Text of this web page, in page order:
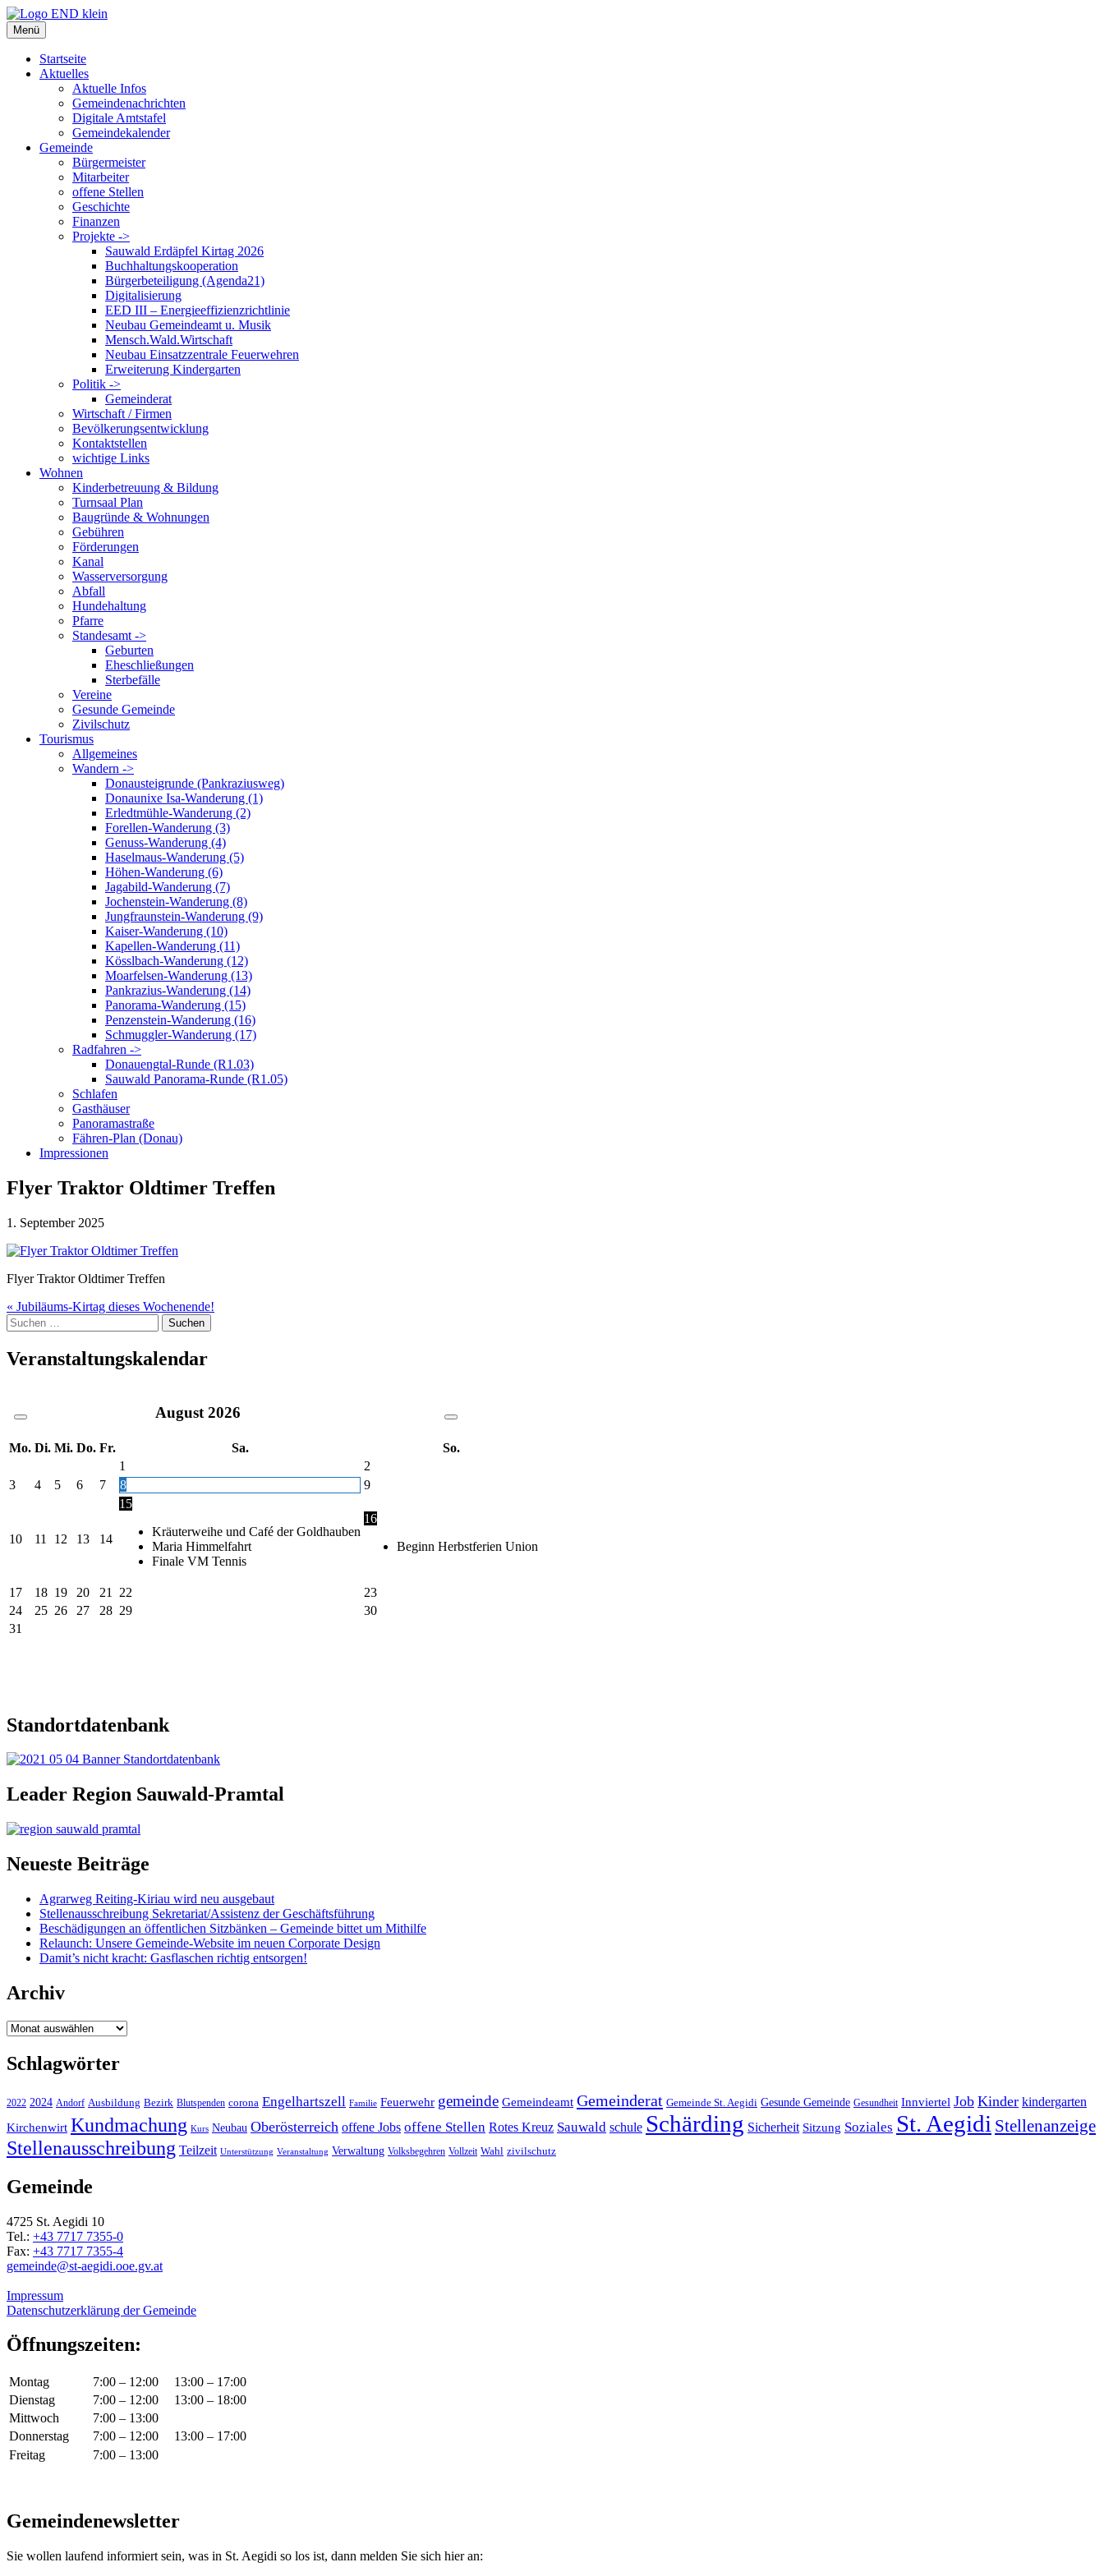
Zum
Inhalt
springen
Menü
Startseite
Aktuelles
Aktuelle Infos
Gemeindenachrichten
Digitale Amtstafel
Gemeindekalender
Gemeinde
Bürgermeister
Mitarbeiter
offene Stellen
Geschichte
Finanzen
Projekte ->
Sauwald Erdäpfel Kirtag 2026
Buchhaltungskooperation
Bürgerbeteiligung (Agenda21)
Digitalisierung
EED III – Energieeffizienzrichtlinie
Neubau Gemeindeamt u. Musik
Mensch.Wald.Wirtschaft
Neubau Einsatzzentrale Feuerwehren
Erweiterung Kindergarten
Politik ->
Gemeinderat
Wirtschaft / Firmen
Bevölkerungsentwicklung
Kontaktstellen
wichtige Links
Wohnen
Kinderbetreuung & Bildung
Turnsaal Plan
Baugründe & Wohnungen
Gebühren
Förderungen
Kanal
Wasserversorgung
Abfall
Hundehaltung
Pfarre
Standesamt ->
Geburten
Eheschließungen
Sterbefälle
Vereine
Gesunde Gemeinde
Zivilschutz
Tourismus
Allgemeines
Wandern ->
Donausteigrunde (Pankraziusweg)
Donaunixe Isa-Wanderung (1)
Erledtmühle-Wanderung (2)
Forellen-Wanderung (3)
Genuss-Wanderung (4)
Haselmaus-Wanderung (5)
Höhen-Wanderung (6)
Jagabild-Wanderung (7)
Jochenstein-Wanderung (8)
Jungfraunstein-Wanderung (9)
Kaiser-Wanderung (10)
Kapellen-Wanderung (11)
Kösslbach-Wanderung (12)
Moarfelsen-Wanderung (13)
Pankrazius-Wanderung (14)
Panorama-Wanderung (15)
Penzenstein-Wanderung (16)
Schmuggler-Wanderung (17)
Radfahren ->
Donauengtal-Runde (R1.03)
Sauwald Panorama-Runde (R1.05)
Schlafen
Gasthäuser
Panoramastraße
Fähren-Plan (Donau)
Impressionen
Flyer Traktor Oldtimer Treffen
1. September 2025
Flyer Traktor Oldtimer Treffen
Beitragsnavigation
« Jubiläums-Kirtag dieses Wochenende!
Suche
nach:
Veranstaltungskalendar
August 2026
Mo. Di. Mi. Do. Fr. Sa.
So.
1
2
3
4 5 6 7 8 9
10 11 12 13 14
15
Kräuterweihe und Café der Goldhauben
Maria Himmelfahrt
Finale VM Tennis
16
Beginn Herbstferien Union
17 18 19 20 21 22
23
24
25 26 27 28 29
30
31
Standortdatenbank
Leader Region Sauwald-Pramtal
Neueste Beiträge
Agrarweg Reiting-Kiriau wird neu ausgebaut
Stellenausschreibung Sekretariat/Assistenz der Geschäftsführung
Beschädigungen an öffentlichen Sitzbänken – Gemeinde bittet um Mithilfe
Relaunch: Unsere Gemeinde-Website im neuen Corporate Design
Damit’s nicht kracht: Gasflaschen richtig entsorgen!
Archiv
Archiv
Schlagwörter
2022 2024 Andorf Ausbildung Bezirk Blutspenden corona Engelhartszell Familie Feuerwehr gemeinde Gemeindeamt Gemeinderat Gemeinde St. Aegidi Gesunde Gemeinde Gesundheit Innviertel Job Kinder kindergarten
Kirchenwirt Kundmachung Kurs Neubau Oberösterreich offene Jobs offene Stellen Rotes Kreuz Sauwald schule Schärding Sicherheit Sitzung Soziales St. Aegidi Stellenanzeige
Stellenausschreibung Teilzeit Unterstützung Veranstaltung Verwaltung Volksbegehren Vollzeit Wahl zivilschutz
Gemeinde
4725 St. Aegidi 10
Tel.: +43 7717 7355-0
Fax: +43 7717 7355-4
gemeinde@st-aegidi.ooe.gv.at
Impressum
Datenschutzerklärung der Gemeinde
Öffnungszeiten:
Montag 7:00 – 12:00
13:00 – 17:00
Dienstag
7:00 – 12:00
13:00 – 18:00
Mittwoch
7:00 – 13:00
Donnerstag
7:00 – 12:00
13:00 – 17:00
Freitag
7:00 – 13:00
Gemeindenewsletter
Sie wollen laufend informiert sein, was in St. Aegidi so los ist, dann melden Sie sich hier an: